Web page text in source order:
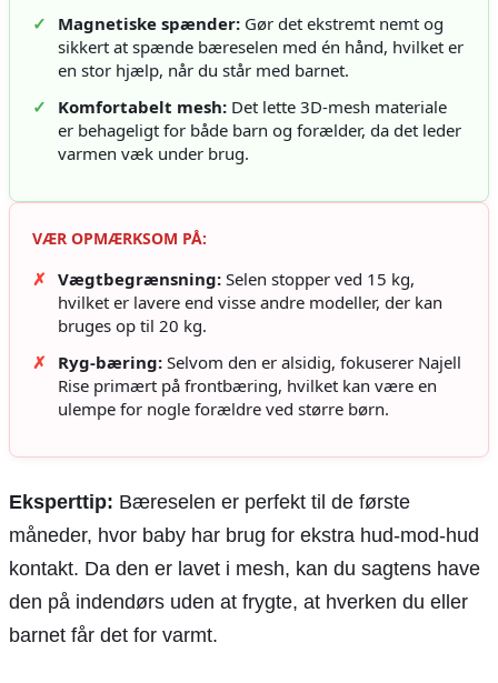
✓
Magnetiske spænder: Gør det ekstremt nemt og
sikkert at spænde bæreselen med én hånd, hvilket er
en stor hjælp, når du står med barnet.
✓
Komfortabelt mesh: Det lette 3D-mesh materiale
er behageligt for både barn og forælder, da det leder
varmen væk under brug.
VÆR OPMÆRKSOM PÅ:
✗ Vægtbegrænsning: Selen stopper ved 15 kg,
hvilket er lavere end visse andre modeller, der kan
bruges op til 20 kg.
✗
Ryg-bæring: Selvom den er alsidig, fokuserer Najell
Rise primært på frontbæring, hvilket kan være en
ulempe for nogle forældre ved større børn.
Eksperttip: Bæreselen er perfekt til de første
måneder, hvor baby har brug for ekstra hud-mod-hud
kontakt. Da den er lavet i mesh, kan du sagtens have
den på indendørs uden at frygte, at hverken du eller
barnet får det for varmt.